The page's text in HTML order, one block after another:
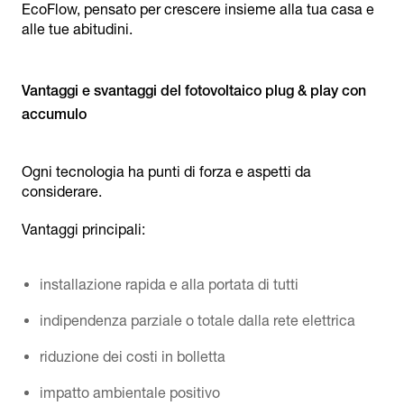
EcoFlow, pensato per crescere insieme alla tua casa e
alle tue abitudini.
Vantaggi e svantaggi del fotovoltaico plug & play con
Ogni tecnologia ha punti di forza e aspetti da
considerare.
Vantaggi principali:
installazione rapida e alla portata di tutti
indipendenza parziale o totale dalla rete elettrica
riduzione dei costi in bolletta
impatto ambientale positivo